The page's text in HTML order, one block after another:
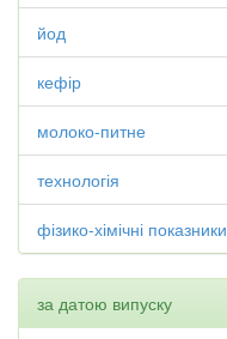
йод
кефір
молоко-питне
технологія
фізико-хімічні показники
за датою випуску